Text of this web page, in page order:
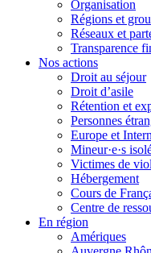
Organisation
Régions et
Réseaux et
Transparence
Nos actions
Droit au séjour
Droit d’asile
Rétention et
Personnes
Europe et
Mineur·e·s
Victimes de
Hébergement
Cours de
Centre de
En région
Amériques